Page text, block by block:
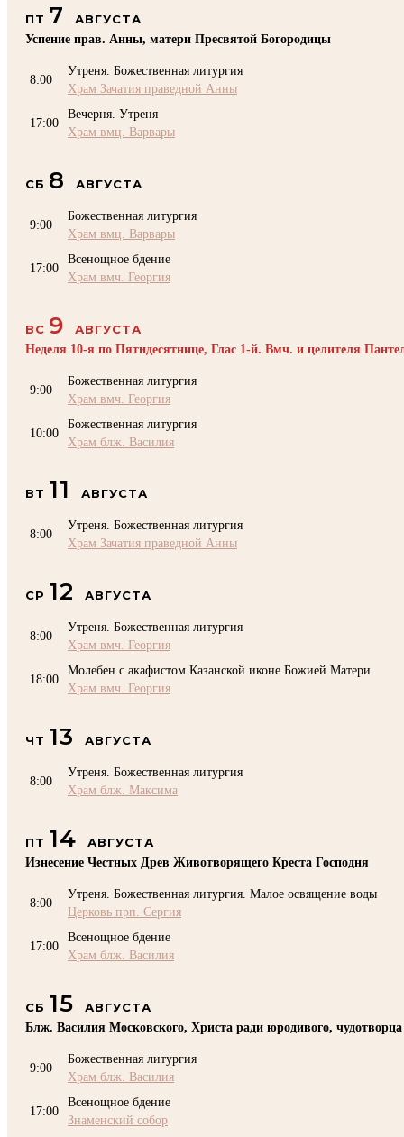
ПТ 7
АВГУСТА
Успение прав. Анны, матери Пресвятой Богородицы
8:00
Утреня. Божественная литургия
Храм Зачатия праведной Анны
17:00
Вечерня. Утреня
Храм вмц. Варвары
СБ 8 АВГУСТА
9:00
Божественная литургия
Храм вмц. Варвары
17:00
Всенощное бдение
Храм вмч. Георгия
ВС 9
АВГУСТА
Неделя 10-я по Пятидесятнице, Глас 1-й. Вмч. и целителя
9:00
Божественная литургия
Храм вмч. Георгия
10:00
Божественная литургия
Храм блж. Василия
ВТ 11 АВГУСТА
8:00
Утреня. Божественная литургия
Храм Зачатия праведной Анны
СР 12 АВГУСТА
8:00
Утреня. Божественная литургия
Храм вмч. Георгия
18:00
Молебен с акафистом Казанской иконе Божией Матери
Храм вмч. Георгия
ЧТ 13 АВГУСТА
8:00
Утреня. Божественная литургия
Храм блж. Максима
ПТ 14
АВГУСТА
Изнесение Честных Древ Животворящего Креста Господня
8:00
Утреня. Божественная литургия. Малое освящение воды
Церковь прп. Сергия
17:00
Всенощное бдение
Храм блж. Василия
СБ 15
АВГУСТА
Блж. Василия Московского, Христа ради юродивого, чудотворца
9:00
Божественная литургия
Храм блж. Василия
17:00
Всенощное бдение
Знаменский собор